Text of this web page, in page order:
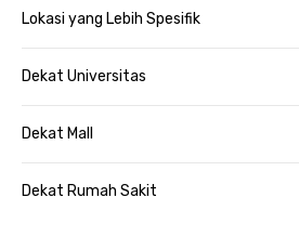
Lokasi yang Lebih Spesifik
Dekat Universitas
Dekat Mall
Dekat Rumah Sakit